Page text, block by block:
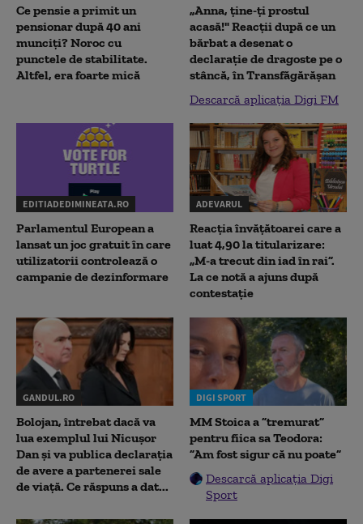
Ce pensie a primit un
pensionar după 40 ani
munciți? Noroc cu
punctele de stabilitate.
Altfel, era foarte mică
„Anna, ţine-ţi prostul
acasă!" Reacţii după ce un
bărbat a desenat o
declaraţie de dragoste pe o
stâncă, în Transfăgărăşan
Descarcă aplicația Digi FM
EDITIADEDIMINEATA.RO
Parlamentul European a
lansat un joc gratuit în care
utilizatorii controlează o
campanie de dezinformare
ADEVARUL
Reacția învățătoarei care a
luat 4,90 la titularizare:
„M-a trecut din iad în rai”.
La ce notă a ajuns după
contestație
GANDUL.RO
Bolojan, întrebat dacă va
lua exemplul lui Nicușor
Dan și va publica declarația
de avere a partenerei sale
de viață. Ce răspuns a dat...
DIGI SPORT
MM Stoica a ”tremurat”
pentru fiica sa Teodora:
”Am fost sigur că nu poate”
Descarcă aplicația Digi
Sport